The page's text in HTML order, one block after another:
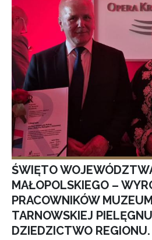
ŚWIĘTO
MAŁOPOLSKIEGO –
PRACOWNIKÓW
TARNOWSKIEJ
DZIEDZICTWO REGIONU.